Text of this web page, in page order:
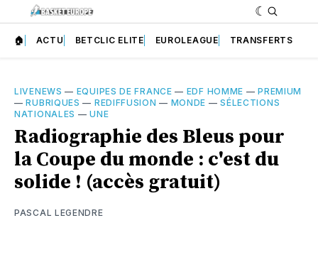
🏠 ACTU BETCLIC ELITE EUROLEAGUE TRANSFERTS
LIVENEWS — EQUIPES DE FRANCE — EDF HOMME —PREMIUM
—RUBRIQUES — REDIFFUSION — MONDE —SÉLECTIONS
NATIONALES —UNE
Radiographie des Bleus pour
la Coupe du monde : c'est du
solide ! (accès gratuit)
PASCAL LEGENDRE